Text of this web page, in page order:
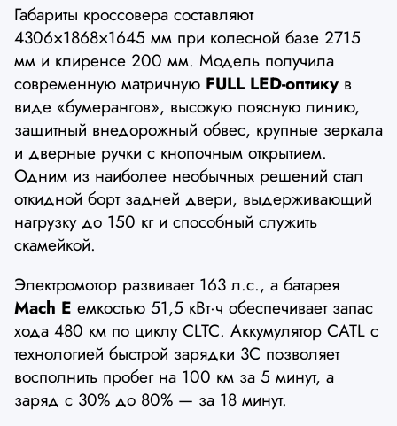
Габариты кроссовера составляют
4306×1868×1645 мм при колесной базе 2715
мм и клиренсе 200 мм. Модель получила
современную матричную FULL LED-оптику в
виде «бумерангов», высокую поясную линию,
защитный внедорожный обвес, крупные зеркала
и дверные ручки с кнопочным открытием.
Одним из наиболее необычных решений стал
откидной борт задней двери, выдерживающий
нагрузку до 150 кг и способный служить
скамейкой.
Электромотор развивает 163 л.с., а батарея
Mach E емкостью 51,5 кВт·ч обеспечивает запас
хода 480 км по циклу CLTC. Аккумулятор CATL с
технологией быстрой зарядки 3C позволяет
восполнить пробег на 100 км за 5 минут, а
заряд с 30% до 80% — за 18 минут.